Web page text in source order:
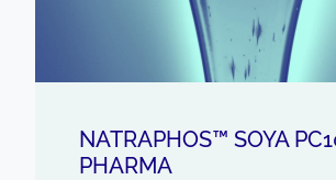
NATRAPHOS™ SOYA
PHARMA